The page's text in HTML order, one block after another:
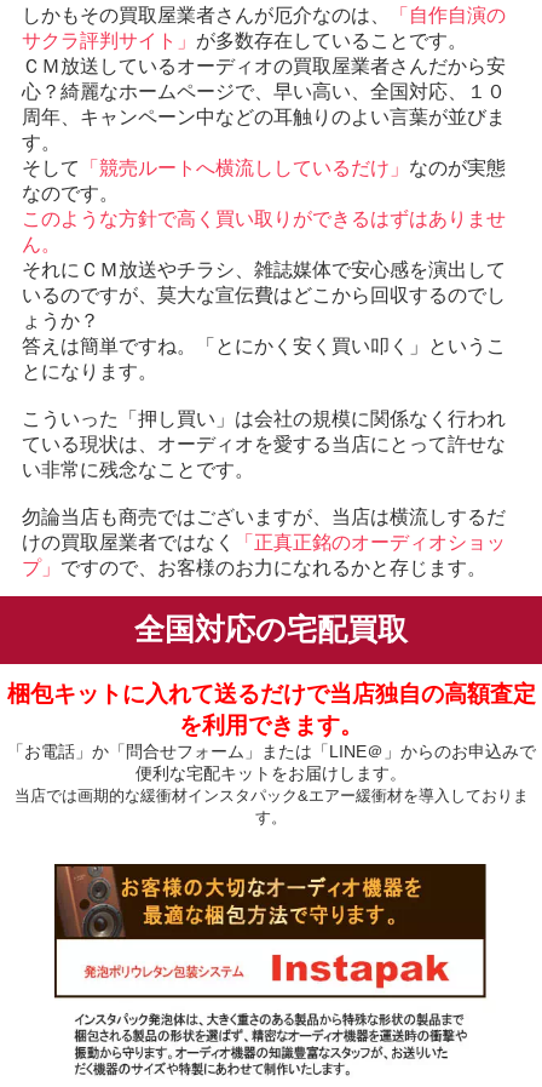
しかもその買取屋業者さんが厄介なのは、
「自作自演の
サクラ評判サイト」 が多数存在していることです。
ＣＭ放送しているオーディオの買取屋業者さんだから安
心？綺麗なホームページで、早い高い、全国対応、１０
周年、キャンペーン中などの耳触りのよい言葉が並びま
す。
そして
「競売ルートへ横流ししているだけ」 なのが実態
なのです。
このような方針で高く買い取りができるはずはありませ
ん。
それにＣＭ放送やチラシ、雑誌媒体で安心感を演出して
いるのですが、莫大な宣伝費はどこから回収するのでし
ょうか？
答えは簡単ですね。「とにかく安く買い叩く」というこ
とになります。
こういった「押し買い」は会社の規模に関係なく行われ
ている現状は、オーディオを愛する当店にとって許せな
い非常に残念なことです。
勿論当店も商売ではございますが、当店は横流しするだ
けの買取屋業者ではなく
「正真正銘のオーディオショッ
プ」 ですので、お客様のお力になれるかと存じます。
全国対応の宅配買取
梱包キットに入れて送るだけで当店独自の高額査定
を利用できます。
「お電話」か「問合せフォーム」または「LINE＠」からのお申込みで
便利な宅配キットをお届けします。
当店では画期的な緩衝材インスタパック&エアー緩衝材を導入しておりま
す。